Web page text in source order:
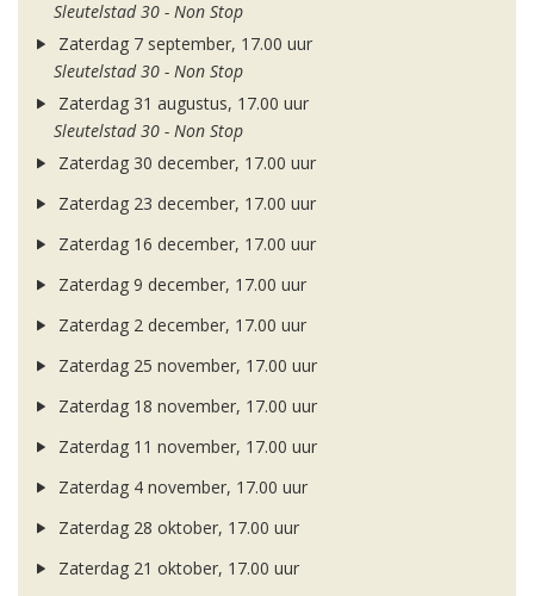
Sleutelstad 30 - Non Stop
Zaterdag 7 september, 17.00 uur
Sleutelstad 30 - Non Stop
Zaterdag 31 augustus, 17.00 uur
Sleutelstad 30 - Non Stop
Zaterdag 30 december, 17.00 uur
Zaterdag 23 december, 17.00 uur
Zaterdag 16 december, 17.00 uur
Zaterdag 9 december, 17.00 uur
Zaterdag 2 december, 17.00 uur
Zaterdag 25 november, 17.00 uur
Zaterdag 18 november, 17.00 uur
Zaterdag 11 november, 17.00 uur
Zaterdag 4 november, 17.00 uur
Zaterdag 28 oktober, 17.00 uur
Zaterdag 21 oktober, 17.00 uur